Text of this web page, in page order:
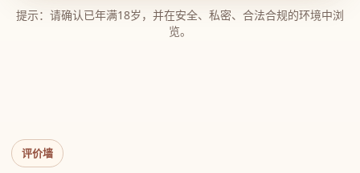
提示：请确认已年满18岁，并在安全、私密、合法合规的环境中浏
览。
评价墙